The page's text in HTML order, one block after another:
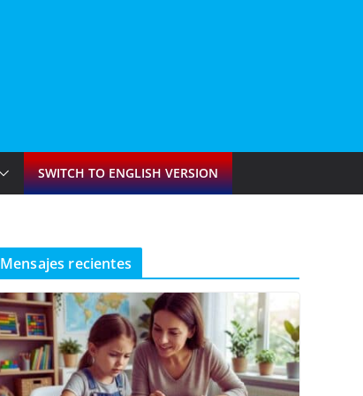
SWITCH TO ENGLISH VERSION
Mensajes recientes